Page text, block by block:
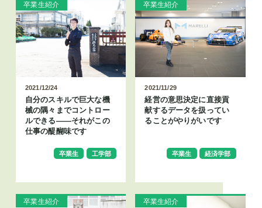
卒業生紹介
2021/12/24
自分のスキルで巨大な機
械の隅々までコントロー
ルできる――それがこの
仕事の醍醐味です
卒業生 工学部
卒業生紹介
2021/11/29
経営の意思決定に直接貢
献するデータを扱ってい
ることがやりがいです
卒業生 経済学部
卒業生紹介 卒業生紹介